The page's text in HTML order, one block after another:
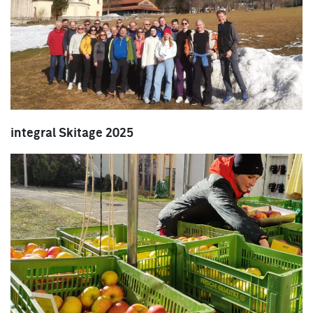
integral Skitage 2025